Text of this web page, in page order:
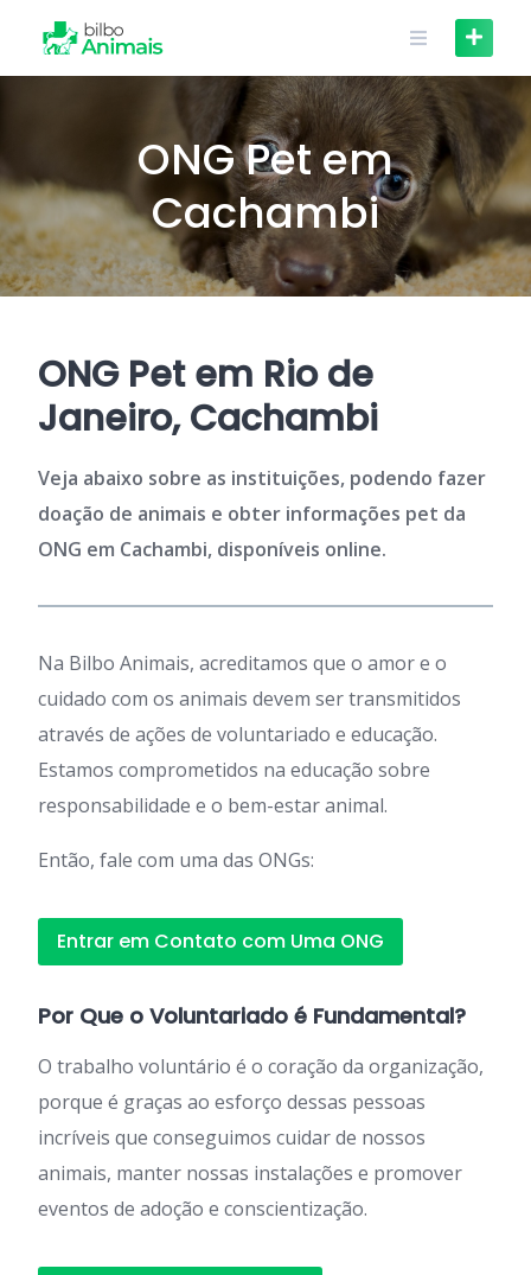
content
ONG Pet em
Cachambi
ONG Pet em Rio de
Janeiro, Cachambi
Veja abaixo sobre as instituições, podendo fazer
doação de animais e obter informações pet da
ONG em Cachambi, disponíveis online.
Na Bilbo Animais, acreditamos que o amor e o
cuidado com os animais devem ser transmitidos
através de ações de voluntariado e educação.
Estamos comprometidos na educação sobre
responsabilidade e o bem-estar animal.
Então, fale com uma das ONGs:
Entrar em Contato com Uma ONG
Por Que o Voluntariado é Fundamental?
O trabalho voluntário é o coração da organização,
porque é graças ao esforço dessas pessoas
incríveis que conseguimos cuidar de nossos
animais, manter nossas instalações e promover
eventos de adoção e conscientização.